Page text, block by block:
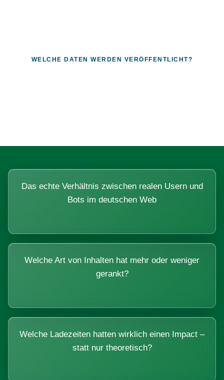
WELCHE DATEN WERDEN VERÖFFENTLICHT?
Das echte Verhältnis zwischen realen Usern und
Bots im deutschen Web
Welche Art von Inhalten hat mehr oder weniger
gerankt?
Welche Ladezeiten hatten wirklich einen Impact –
statt nur theoretisch?